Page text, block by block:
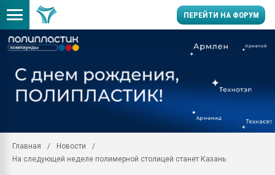
ПЕРЕЙТИ НА ФОРУМ
заводу пластмасс"
Главная
Новости
На следующей неделе полимерной столицей станет Казань